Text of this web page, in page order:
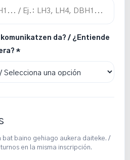
da? / ¿Entiende
*
bat baino gehiago aukera daiteke. /
en la misma inscripción.